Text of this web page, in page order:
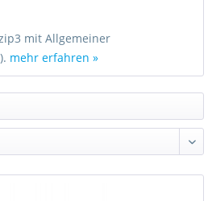
mit Allgemeiner
mehr erfahren »